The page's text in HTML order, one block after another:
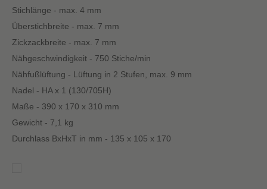
Stichlänge - max. 4 mm
Überstichbreite - max. 7 mm
Zickzackbreite - max. 7 mm
Nähgeschwindigkeit - 750 Stiche/min
Nähfußlüftung - Lüftung in 2 Stufen, max. 9 mm
Nadel - HA x 1 (130/705H)
Maße - 390 x 170 x 310 mm
Gewicht - 7,1 kg
Durchlass BxHxT in mm - 135 x 105 x 170